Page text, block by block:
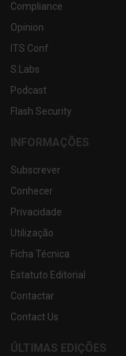
Compliance
Opinion
ITS Conf
S.Labs
Podcast
Flash Security
INFORMAÇÕES
Subscrever
Conhecer
Privacidade
Utilização
Ficha Técnica
Estatuto Editorial
Contactar
Contact Us
ÚLTIMAS EDIÇÕES